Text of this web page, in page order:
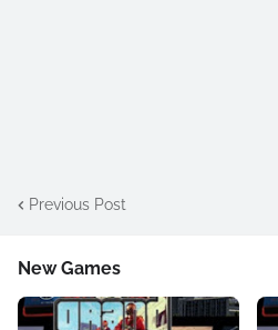
Previous Post
New Games